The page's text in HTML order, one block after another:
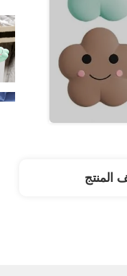
المنتج